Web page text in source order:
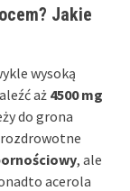
Jakie
wysoką
aż4500 mg
do grona
, ale
acerola